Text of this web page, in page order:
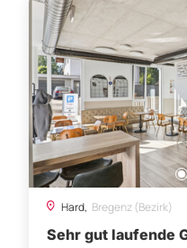
Hard,Bregenz (Bezirk)
Sehr gut laufende
frequentierter
80,85 m²
€ 5.010,23